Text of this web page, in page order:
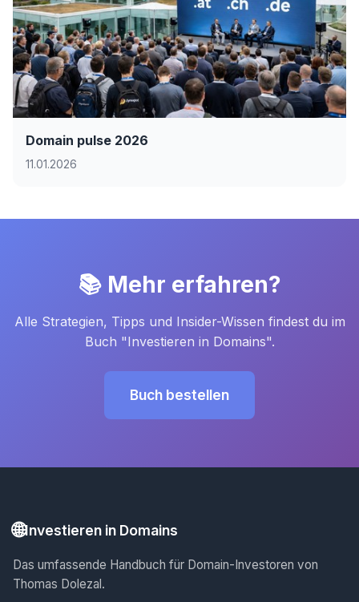
Domain pulse 2026
11.01.2026
📚 Mehr erfahren?
Alle Strategien, Tipps und Insider-Wissen findest du im
Buch "Investieren in Domains".
Buch bestellen
🌐Investieren in Domains
Das umfassende Handbuch für Domain-Investoren von
Thomas Dolezal.